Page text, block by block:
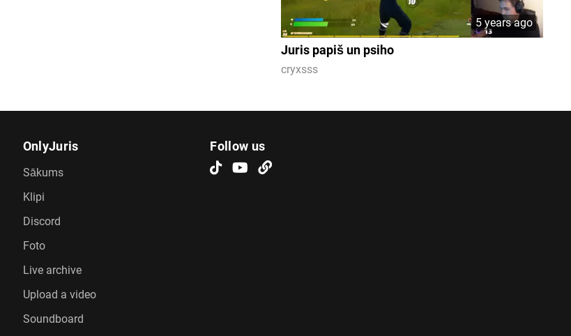
5 years ago
Juris papiš un psiho
cryxsss
OnlyJuris
Sākums
Klipi
Discord
Foto
Live archive
Upload a video
Soundboard
Follow us